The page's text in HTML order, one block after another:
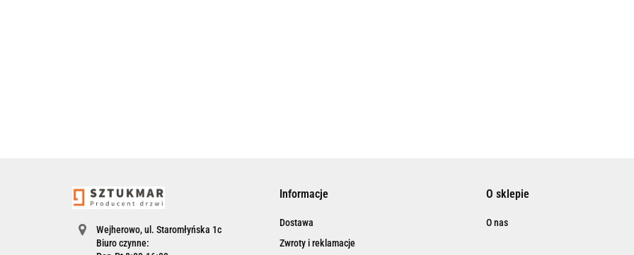
Wejherowo, ul. Staromłyńska 1c
Biuro czynne:
Informacje
Dostawa
Zwroty i reklamacje
O sklepie
O nas